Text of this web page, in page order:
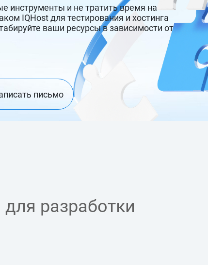
и не тратить время на
IQHost для тестирования и хостинга
ваши ресурсы в зависимости от
письмо
разработки